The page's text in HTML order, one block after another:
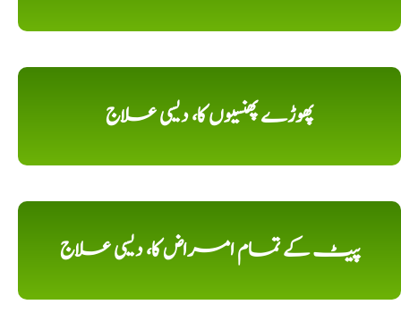
پھوڑے پھنسیوں کا، دیسی علاج
پیٹ کے تمام امراض کا، دیسی علاج